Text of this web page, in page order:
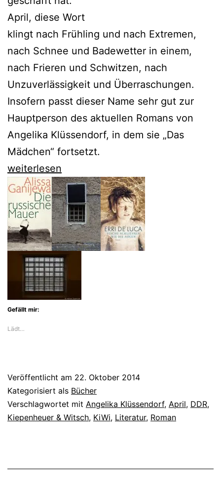
April, diese Wort
klingt nach Frühling und nach Extremen,
nach Schnee und Badewetter in einem,
nach Frieren und Schwitzen, nach
Unzuverlässigkeit und Überraschungen.
Insofern passt dieser Name sehr gut zur
Hauptperson des aktuellen Romans von
Angelika Klüssendorf, in dem sie „Das
Mädchen“ fortsetzt.
Angelika
Klüssendorf
begleitet
April
in
den
Westen
weiterlesen
Gefällt mir:
Lädt…
Veröffentlicht am 22. Oktober 2014
Kategorisiert als Bücher
Verschlagwortet mit Angelika Klüssendorf, April, DDR,
Kiepenheuer & Witsch, KiWi, Literatur, Roman